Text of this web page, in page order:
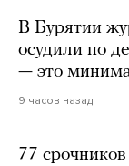
В Бурятии
осудили по
— это
9 часов назад
77